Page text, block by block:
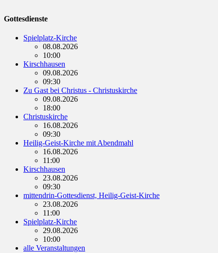
Gottesdienste
Spielplatz-Kirche
08.08.2026
10:00
Kirschhausen
09.08.2026
09:30
Zu Gast bei Christus - Christuskirche
09.08.2026
18:00
Christuskirche
16.08.2026
09:30
Heilig-Geist-Kirche mit Abendmahl
16.08.2026
11:00
Kirschhausen
23.08.2026
09:30
mittendrin-Gottesdienst, Heilig-Geist-Kirche
23.08.2026
11:00
Spielplatz-Kirche
29.08.2026
10:00
alle Veranstaltungen